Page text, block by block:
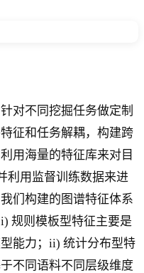
对不同挖掘任务做定制
征和任务解耦，构建跨
用海量的特征库来对目
利用监督训练数据来进
们构建的图谱特征体系
规则模板型特征主要是
能力；ii) 统计分布型特
不同语料不同层级维度